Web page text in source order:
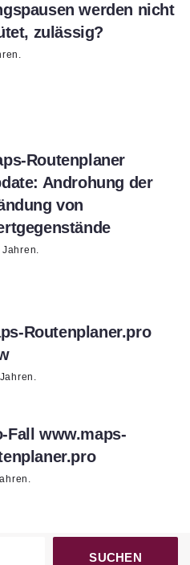
werden nicht
zulässig?
Routenplaner
Androhung der
von
Jahren.
Routenplaner.pro
Fall www.maps-
SUCHEN